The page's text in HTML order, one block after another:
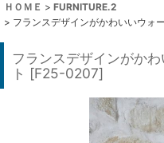
ＨＯＭＥ > FURNITURE.2
> フランスデザインがかわいいウォ
フランスデザインがか
ト [F25-0207]